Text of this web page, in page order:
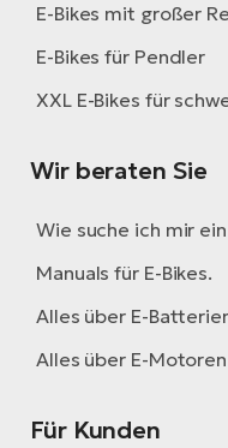
E-Bikes mit großer
E-Bikes für Pendler
XXL E-Bikes für
Wir beraten Sie
Wie suche ich mir ein
Manuals für E-Bikes.
Alles über E-
Alles über E-Motoren
Für Kunden